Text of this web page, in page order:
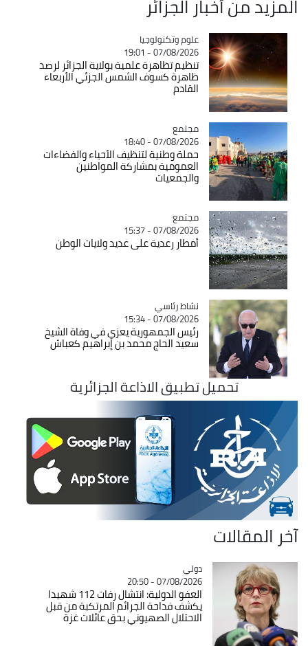
المزيد من أخبار الجزائر
Catégorie
علوم وتكنولوجيا
07/08/2026 - 19:01
تنظيم تظاهرة علمية بولاية الجزائر لرصد
ظاهرة كسوف الشمس الجزئي الأربعاء
القادم
Catégorie
مجتمع
07/08/2026 - 18:40
حملة وطنية لتنظيف الأحياء والفضاءات
العمومية بمشاركة المواطنين
والجمعيات
Catégorie
مجتمع
07/08/2026 - 15:37
أمطار رعدية على عديد ولايات الوطن
Catégorie
نشاط رئاسي
07/08/2026 - 15:34
رئيس الجمهورية يعزي في وفاة الشيخ
سعيد الحاج محمد بن إبراهيم كعباش
تحميل تطبيق الاذاعة الجزائرية
آخر المقالات
Catégorie
دولي
07/08/2026 - 20:50
العفو الدولية: انتشال رفات 112 شهيدا
يكشف فداحة الجرائم المرتكبة من قبل
الاحتلال الصهيوني بحق عائلات غزة